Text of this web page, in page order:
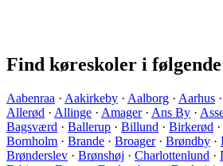
Find køreskoler i
Aabenraa · Aakirkeby · Aalborg · Aarhus ·
Allerød · Allinge · Amager· Ans By ·
Bagsværd · Ballerup · Billund · Birkerød ·
Bornholm · Brande · Broager· Brøndby ·
Brønderslev · Brønshøj · Charlottenlund ·